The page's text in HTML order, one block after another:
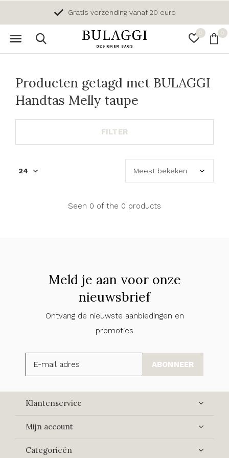
0 0
Gratis verzending vanaf 20 euro
Producten getagd met BULAGGI
Handtas Melly taupe
FILTER
Seen 0 of the 0 products
Meld je aan voor onze
nieuwsbrief
Ontvang de nieuwste aanbiedingen en
promoties
ABONNEER
Klantenservice
Mijn account
Categorieën